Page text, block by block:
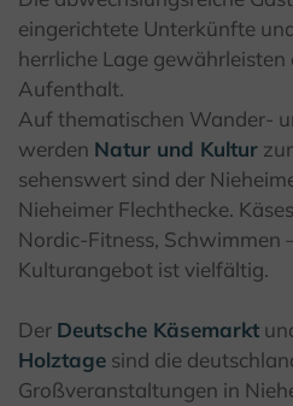
eingerichtete Unterkünfte
herrliche Lage gewährleisten
Aufenthalt.
Auf thematischen Wander-
werden Natur und Kultur
sehenswert sind der
Nieheimer Flechthecke.
Nordic-Fitness, Schwimmen
Kulturangebot ist vielfältig.
Der Deutsche Käsemarkt
Holztage sind die
Großveranstaltungen in